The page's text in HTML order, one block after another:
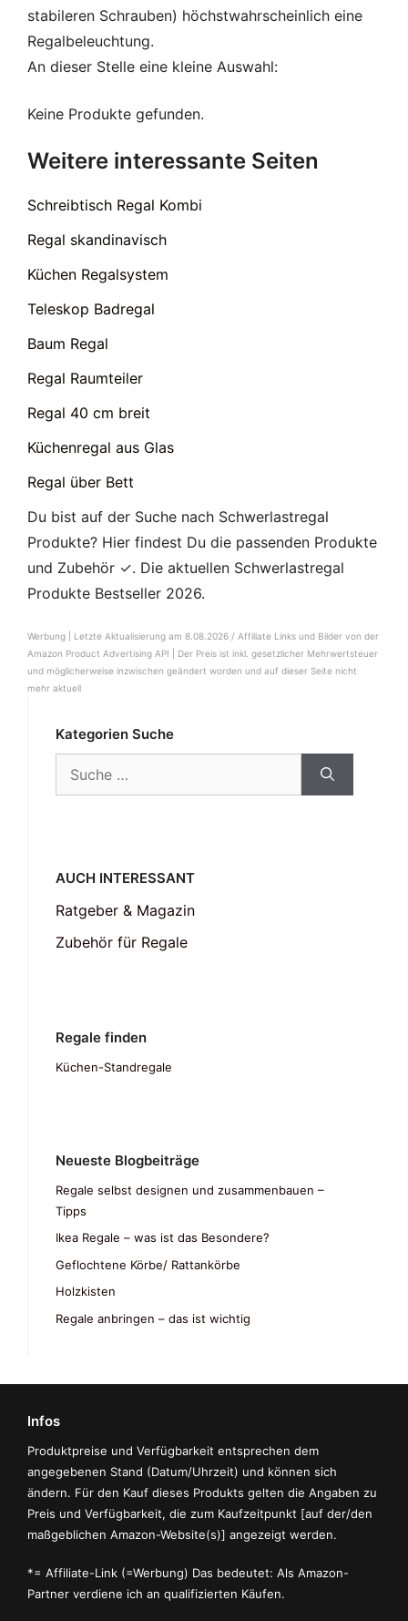
stabileren Schrauben) höchstwahrscheinlich eine
Regalbeleuchtung.
An dieser Stelle eine kleine Auswahl:
Keine Produkte gefunden.
Weitere interessante Seiten
Schreibtisch Regal Kombi
Regal skandinavisch
Küchen Regalsystem
Teleskop Badregal
Baum Regal
Regal Raumteiler
Regal 40 cm breit
Küchenregal aus Glas
Regal über Bett
Du bist auf der Suche nach Schwerlastregal
Produkte? Hier findest Du die passenden Produkte
und Zubehör ✓. Die aktuellen Schwerlastregal
Produkte Bestseller 2026.
Werbung | Letzte Aktualisierung am 8.08.2026 / Affiliate Links und Bilder von der
Amazon Product Advertising API | Der Preis ist inkl. gesetzlicher Mehrwertsteuer
und möglicherweise inzwischen geändert worden und auf dieser Seite nicht
mehr aktuell
Kategorien Suche
nach:
AUCH INTERESSANT
Ratgeber & Magazin
Zubehör für Regale
Regale finden
Küchen-Standregale
Neueste Blogbeiträge
Regale selbst designen und zusammenbauen –
Tipps
Ikea Regale – was ist das Besondere?
Geflochtene Körbe/ Rattankörbe
Holzkisten
Regale anbringen – das ist wichtig
Infos
Produktpreise und Verfügbarkeit entsprechen dem
angegebenen Stand (Datum/Uhrzeit) und können sich
ändern. Für den Kauf dieses Produkts gelten die Angaben zu
Preis und Verfügbarkeit, die zum Kaufzeitpunkt [auf der/den
maßgeblichen Amazon-Website(s)] angezeigt werden.
*= Affiliate-Link (=Werbung) Das bedeutet: Als Amazon-
Partner verdiene ich an qualifizierten Käufen.